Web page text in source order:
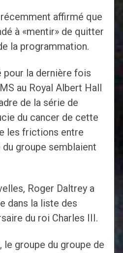
affirmé que
à «mentir» de quitter
la programmation.
pour la dernière fois
au Royal Albert Hall
de la série de
du cancer de cette
les frictions entre
groupe semblaient
Roger Daltrey a
dans la liste des
du roi Charles III.
le groupe du groupe de